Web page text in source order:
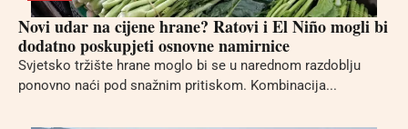
Novi udar na cijene hrane? Ratovi i El Niño mogli bi
dodatno poskupjeti osnovne namirnice
Svjetsko tržište hrane moglo bi se u narednom razdoblju
ponovno naći pod snažnim pritiskom. Kombinacija...